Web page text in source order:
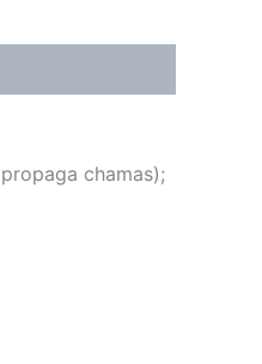
chamas);